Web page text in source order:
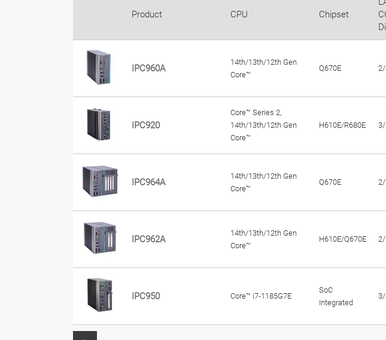
Product CPU Chipset
IPC960A
14th/13th/12th Gen
Core™
Q670E
IPC920
Core™ Series 2,
14th/13th/12th Gen
Core™
H610E/R680E
IPC964A
14th/13th/12th Gen
Core™
Q670E
IPC962A
14th/13th/12th Gen
Core™
H610E/Q670E
IPC950 Core™ i7-1185G7E
SoC
Integrated